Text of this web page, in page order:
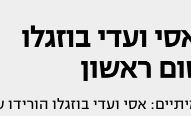
ועדי בוזגלו
ראשון
אסי ועדי בוזגלו הורידו